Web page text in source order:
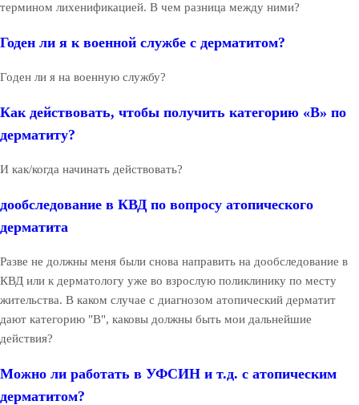
термином лихенификацией. В чем разница между ними?
Годен ли я к военной службе с дерматитом?
Годен ли я на военную службу?
Как действовать, чтобы получить категорию «В» по
дерматиту?
И как/когда начинать действовать?
дообследование в КВД по вопросу атопического
дерматита
Разве не должны меня были снова направить на дообследование в
КВД или к дерматологу уже во взрослую поликлинику по месту
жительства. В каком случае с диагнозом атопический дерматит
дают категорию "В", каковы должны быть мои дальнейшие
действия?
Можно ли работать в УФСИН и т.д. с атопическим
дерматитом?